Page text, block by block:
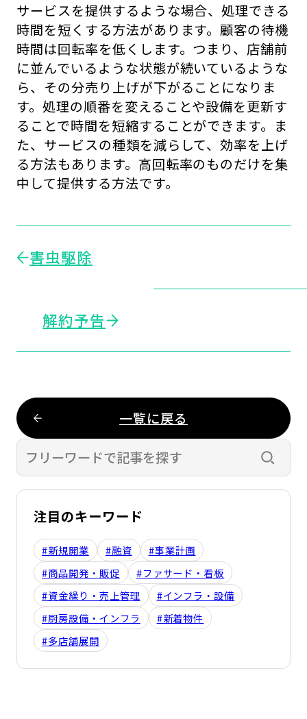
サービスを提供するような場合、処理できる
時間を短くする方法があります。顧客の待機
時間は回転率を低くします。つまり、店舗前
に並んでいるような状態が続いているような
ら、その分売り上げが下がることになりま
す。処理の順番を変えることや設備を更新す
ることで時間を短縮することができます。ま
た、サービスの種類を減らして、効率を上げ
る方法もあります。高回転率のものだけを集
中して提供する方法です。
害虫駆除
解約予告
一覧に戻る
検索す
注目のキーワード
#新規開業 #融資
#事業計画
#商品開発・販促
#ファサード・看板
#資金繰り・売上管理
#インフラ・設備
#厨房設備・インフラ
#新着物件
#多店舗展開